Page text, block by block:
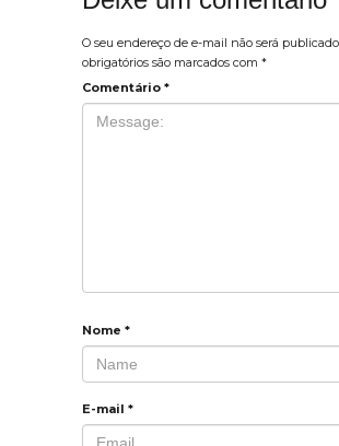
O seu endereço de e-mail não será
obrigatórios são marcados com *
Comentário *
Nome *
E-mail *